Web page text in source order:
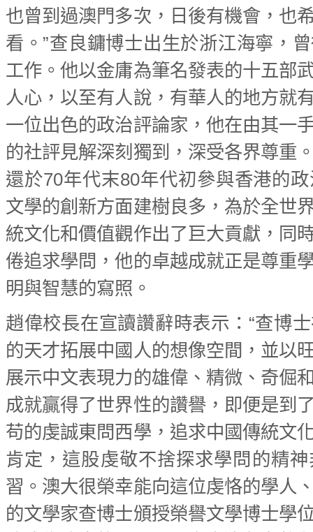
也曾到過澳門多次，日後有機會，也
看。”查良鏞博士出生於浙江海寧，
工作。他以金庸為筆名發表的十五部
人心，以至有人說，有華人的地方就
一位出色的政治評論家，他在由其一
的社評見解深刻獨到，深受各界尊重
還於70年代末80年代初參與香港的
文學的創新方面建樹良多，為於全世
統文化和價值觀作出了巨大貢獻，同
倦追求學問，他的卓越成就正是尊重
明與智慧的寫照。
趙偉校長在宣讀讚辭時表示：“查博
的天才拓展中國人的想像空間，並以
展示中文表現力的雄偉、精微、奇倔
成就贏得了世界性的讚譽，即便是到
苟的虔誠東問西學，追求中國傳統文
肯定，這股虔敬不捨探求學問的精
習。澳大很榮幸能向這位虔恪的學人
的文學家查博士頒授榮譽文學博士學